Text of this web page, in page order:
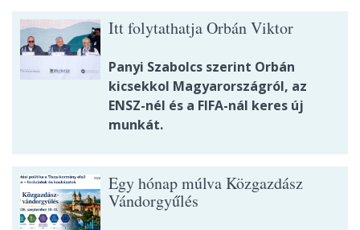
Itt folytathatja Orbán Viktor
Panyi Szabolcs szerint Orbán
kicsekkol Magyarországról, az
ENSZ-nél és a FIFA-nál keres új
munkát.
Egy hónap múlva Közgazdász
Vándorgyűlés